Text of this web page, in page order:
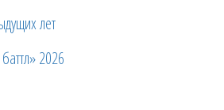
лет
2026